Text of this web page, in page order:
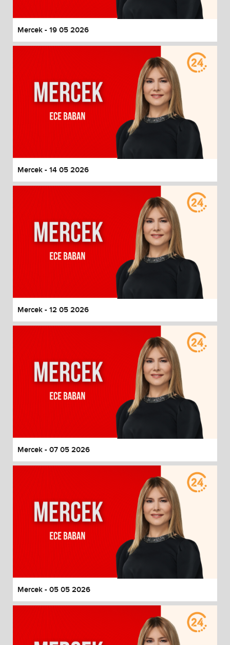
Mercek - 19 05 2026
Mercek - 14 05 2026
Mercek - 12 05 2026
Mercek - 07 05 2026
Mercek - 05 05 2026